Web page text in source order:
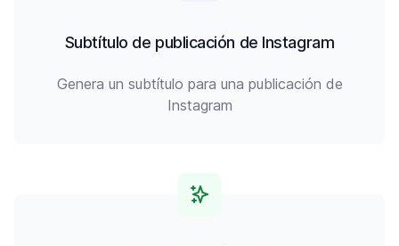
Subtítulo de publicación de Instagram
Genera un subtítulo para una publicación de
Instagram